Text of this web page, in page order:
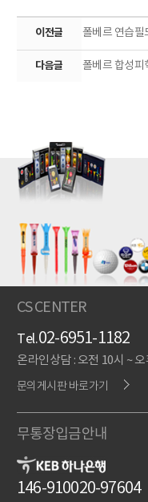
이전글 폴베르 연습필
다음글 폴베르 합성피
CS CENTER
Tel.02-6951-1182
온라인상담 : 오전 10시 ~ 오
문의게시판 바로가기
무통장입금안내
146-910020-97604